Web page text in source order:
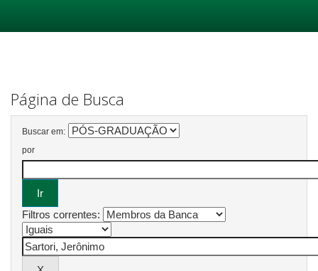
Página de Busca
Buscar em:
por
Filtros correntes: